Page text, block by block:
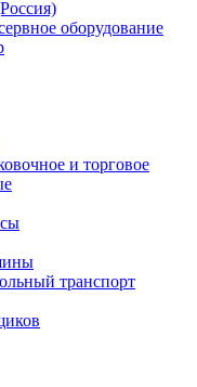
оборудование
и торговое
транспорт